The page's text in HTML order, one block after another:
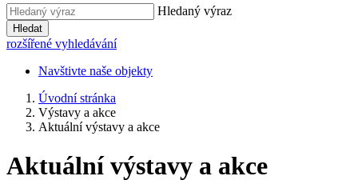
Hledaný výraz
Hledat
rozšířené vyhledávání
Navštivte naše objekty
Úvodní stránka
Výstavy a akce
Aktuální výstavy a akce
Aktuální výstavy a akce